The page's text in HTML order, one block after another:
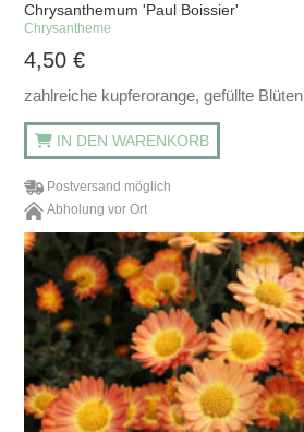
Chrysanthemum 'Paul Boissier'
Chrysantheme
4,50€
zahlreiche kupferorange, gefüllte Blüten
IN DEN WARENKORB
Postversand möglich
Abholung vor Ort